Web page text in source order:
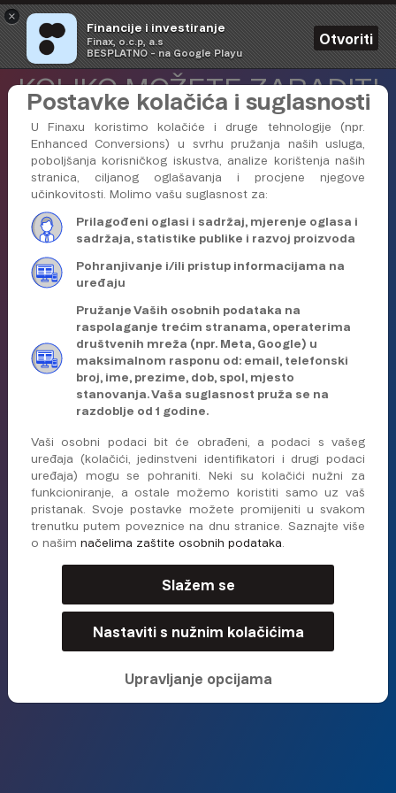
KOLIKO MOŽETE ZARADITI
INVESTIRANJEM ZA SVOJE
CILJEVE?
Pogledajte ovaj jednostavan izračun. Pomoći će
vam u sagledavanju mogućnosti ulaganja u Finax-
ove portfelje
Koliko želite mjesečno
ulagati?
100 €
20 € 100 € 500 € 1000 €
Nastaviti
LICENCA NARODNE BANKE SLOVAČKE
★ ★ ★ ★ ★
100+ GOOGLE RECENZIJA
Postavke kolačića i suglasnosti
U Finaxu koristimo kolačiće i druge tehnologije (npr.
Enhanced Conversions) u svrhu pružanja naših usluga,
poboljšanja korisničkog iskustva, analize korištenja naših
stranica, ciljanog oglašavanja i procjene njegove
učinkovitosti. Molimo vašu suglasnost za:
Prilagođeni oglasi i sadržaj, mjerenje oglasa i
sadržaja, statistike publike i razvoj proizvoda
Pohranjivanje i/ili pristup informacijama na
uređaju
Pružanje Vaših osobnih podataka na
raspolaganje trećim stranama, operaterima
društvenih mreža (npr. Meta, Google) u
maksimalnom rasponu od: email, telefonski
broj, ime, prezime, dob, spol, mjesto
stanovanja. Vaša suglasnost pruža se na
razdoblje od 1 godine.
Vaši osobni podaci bit će obrađeni, a podaci s vašeg
uređaja (kolačići, jedinstveni identifikatori i drugi podaci
uređaja) mogu se pohraniti. Neki su kolačići nužni za
funkcioniranje, a ostale možemo koristiti samo uz vaš
pristanak. Svoje postavke možete promijeniti u svakom
trenutku putem poveznice na dnu stranice. Saznajte više
o našim načelima zaštite osobnih podataka
Slažem se
Nastaviti s nužnim kolačićima
Upravljanje opcijama
×
Financije i investiranje
Finax, o.c.p, a.s
BESPLATNO - na Google Playu
Otvoriti